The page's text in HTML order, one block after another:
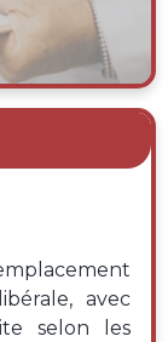
avec
selon les